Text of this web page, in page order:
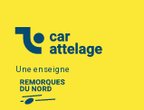
Une enseigne